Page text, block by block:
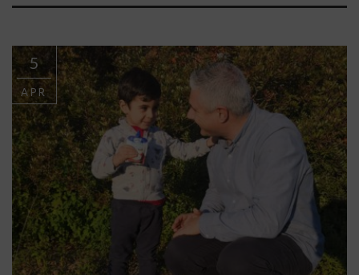
5
APR